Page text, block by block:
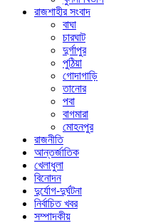
রাজশাহীর সংবাদ
বাঘা
চারঘাট
দুর্গাপুর
পুঠিয়া
গোদাগাড়ি
তানোর
পবা
বাগমারা
মোহনপুর
রাজনীতি
আন্তর্জাতিক
খেলাধুলা
বিনোদন
দুর্যোগ-দুর্ঘটনা
নির্বাচিত খবর
সম্পাদকীয়